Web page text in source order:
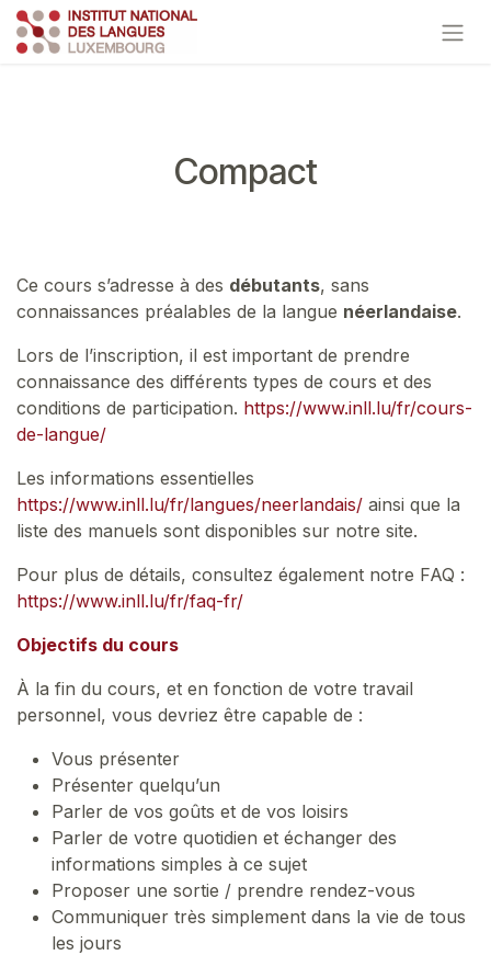
Se rendre au contenu
Compact
Ce cours s’adresse à des débutants, sans
connaissances préalables de la langue néerlandaise.
Lors de l’inscription, il est important de prendre
connaissance des différents types de cours et des
conditions de participation. https://www.inll.lu/fr/cours-
de-langue/
Les informations essentielles
https://www.inll.lu/fr/langues/neerlandais/ ainsi que la
liste des manuels sont disponibles sur notre site.
Pour plus de détails, consultez également notre FAQ :
https://www.inll.lu/fr/faq-fr/
Objectifs du cours
À la fin du cours, et en fonction de votre travail
personnel, vous devriez être capable de :
Vous présenter
Présenter quelqu’un
Parler de vos goûts et de vos loisirs
Parler de votre quotidien et échanger des
informations simples à ce sujet
Proposer une sortie / prendre rendez-vous
Communiquer très simplement dans la vie de tous
les jours